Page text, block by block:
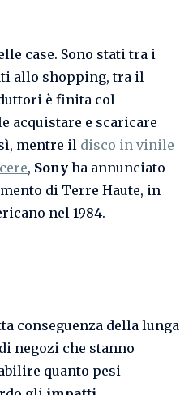
case. Sono stati tra i
allo shopping, tra il
è finita col
acquistare e scaricare
mentre il disco in vinile
, Sony ha annunciato
di Terre Haute, in
nel 1984.
conseguenza della lunga
negozi che stanno
quanto pesi